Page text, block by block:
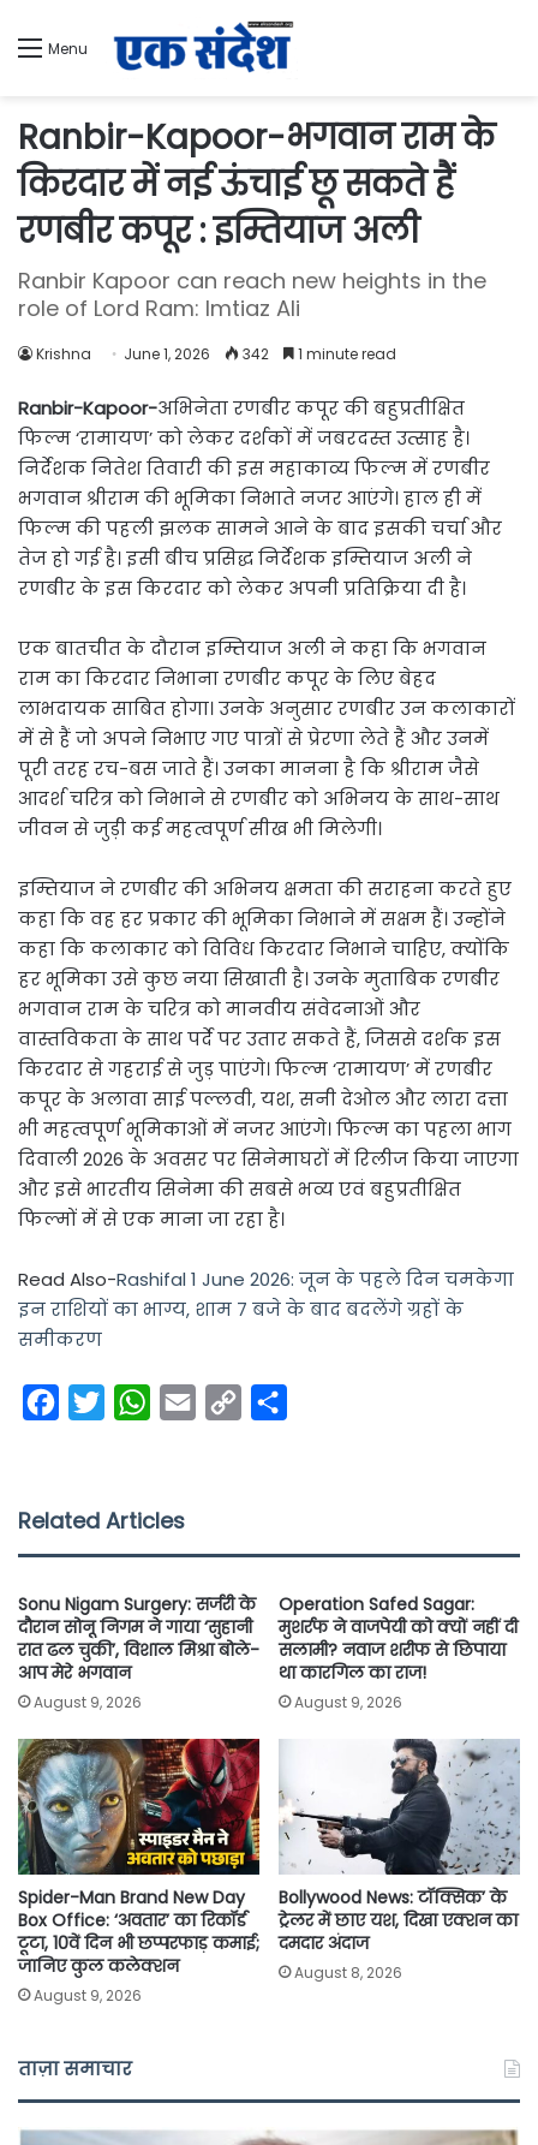
Menu
Ranbir-Kapoor-भगवान राम के
किरदार में नई ऊंचाई छू सकते हैं
रणबीर कपूर : इम्तियाज अली
Ranbir Kapoor can reach new heights in the
role of Lord Ram: Imtiaz Ali
Krishna June 1, 2026 342 1 minute read
Ranbir-Kapoor-अभिनेता रणबीर कपूर की बहुप्रतीक्षित
फिल्म ‘रामायण’ को लेकर दर्शकों में जबरदस्त उत्साह है।
निर्देशक नितेश तिवारी की इस महाकाव्य फिल्म में रणबीर
भगवान श्रीराम की भूमिका निभाते नजर आएंगे। हाल ही में
फिल्म की पहली झलक सामने आने के बाद इसकी चर्चा और
तेज हो गई है। इसी बीच प्रसिद्ध निर्देशक इम्तियाज अली ने
रणबीर के इस किरदार को लेकर अपनी प्रतिक्रिया दी है।
एक बातचीत के दौरान इम्तियाज अली ने कहा कि भगवान
राम का किरदार निभाना रणबीर कपूर के लिए बेहद
लाभदायक साबित होगा। उनके अनुसार रणबीर उन कलाकारों
में से हैं जो अपने निभाए गए पात्रों से प्रेरणा लेते हैं और उनमें
पूरी तरह रच-बस जाते हैं। उनका मानना है कि श्रीराम जैसे
आदर्श चरित्र को निभाने से रणबीर को अभिनय के साथ-साथ
जीवन से जुड़ी कई महत्वपूर्ण सीख भी मिलेगी।
इम्तियाज ने रणबीर की अभिनय क्षमता की सराहना करते हुए
कहा कि वह हर प्रकार की भूमिका निभाने में सक्षम हैं। उन्होंने
कहा कि कलाकार को विविध किरदार निभाने चाहिए, क्योंकि
हर भूमिका उसे कुछ नया सिखाती है। उनके मुताबिक रणबीर
भगवान राम के चरित्र को मानवीय संवेदनाओं और
वास्तविकता के साथ पर्दे पर उतार सकते हैं, जिससे दर्शक इस
किरदार से गहराई से जुड़ पाएंगे। फिल्म ‘रामायण’ में रणबीर
कपूर के अलावा साई पल्लवी, यश, सनी देओल और लारा दत्ता
भी महत्वपूर्ण भूमिकाओं में नजर आएंगे। फिल्म का पहला भाग
दिवाली 2026 के अवसर पर सिनेमाघरों में रिलीज किया जाएगा
और इसे भारतीय सिनेमा की सबसे भव्य एवं बहुप्रतीक्षित
फिल्मों में से एक माना जा रहा है।
Read Also-Rashifal 1 June 2026: जून के पहले दिन चमकेगा
इन राशियों का भाग्य, शाम 7 बजे के बाद बदलेंगे ग्रहों के
समीकरण
e
o
k
t
r
W
t
p
p
n
k
Related Articles
Sonu Nigam Surgery: सर्जरी के
दौरान सोनू निगम ने गाया ‘सुहानी
रात ढल चुकी’, विशाल मिश्रा बोले-
आप मेरे भगवान
August 9, 2026
Operation Safed Sagar:
मुशर्रफ ने वाजपेयी को क्यों नहीं दी
सलामी? नवाज शरीफ से छिपाया
था कारगिल का राज!
August 9, 2026
Spider-Man Brand New Day
Box Office: ‘अवतार’ का रिकॉर्ड
टूटा, 10वें दिन भी छप्परफाड़ कमाई;
जानिए कुल कलेक्शन
August 9, 2026
Bollywood News: टॉक्सिक’ के
ट्रेलर में छाए यश, दिखा एक्शन का
दमदार अंदाज
August 8, 2026
ताज़ा समाचार